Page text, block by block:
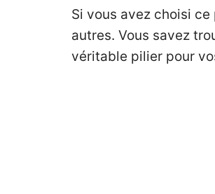
Si vous avez choisi
autres. Vous savez
véritable pilier pour